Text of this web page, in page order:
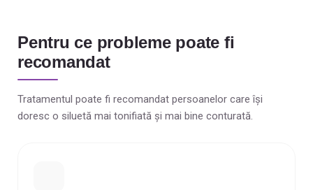
Pentru ce probleme poate fi
recomandat
Tratamentul poate fi recomandat persoanelor care își
doresc o siluetă mai tonifiată și mai bine conturată.